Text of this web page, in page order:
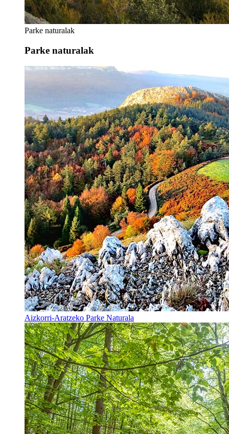
Parke naturalak
Parke naturalak
Aizkorri-Aratzeko Parke Naturala